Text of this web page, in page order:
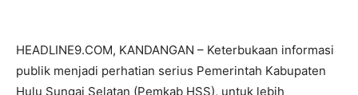
HEADLINE9.COM, KANDANGAN – Keterbukaan informasi
publik menjadi perhatian serius Pemerintah Kabupaten
Hulu Sungai Selatan (Pemkab HSS), untuk lebih